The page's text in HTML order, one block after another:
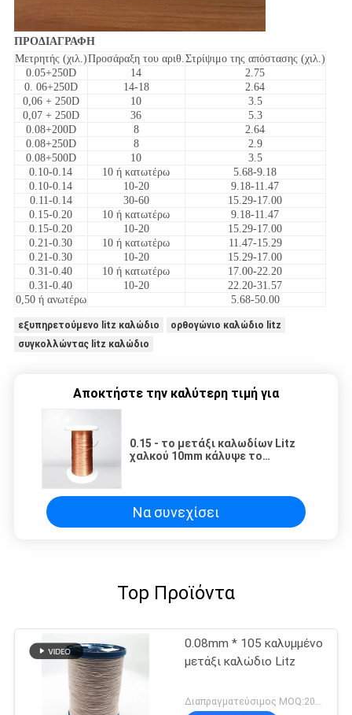
ΠΡΟΔΙΑΓΡΑΦΗ
Μετρητής (χιλ.)Προσάραξη του αριθ.Στρίψιμο της απόστασης (χιλ.)
0.05+250D
14
2.75
0. 06+250D
14-18
2.64
0,06 + 250D
10
3.5
0,07 + 250D
36
5.3
0.08+200D
8
2.64
0.08+250D
8
2.9
0.08+500D
10
3.5
0.10-0.14
10 ή κατωτέρω
5.68-9.18
0.10-0.14
10-20
9.18-11.47
0.11-0.14
30-60
15.29-17.00
0.15-0.20
10 ή κατωτέρω
9.18-11.47
0.15-0.20
10-20
15.29-17.00
0.21-0.30
10 ή κατωτέρω
11.47-15.29
0.21-0.30
10-20
15.29-17.00
0.31-0.40
10 ή κατωτέρω
17.00-22.20
0.31-0.40
10-20
22.20-31.57
0,50 ή ανωτέρω
5.68-50.00
εξυπηρετούμενο litz καλώδιο
ορθογώνιο καλώδιο litz
συγκολλώντας litz καλώδιο
Αποκτήστε την καλύτερη τιμή για
0.15 - το μετάξι καλωδίων Litz
χαλκού 10mm κάλυψε το
Να συνεχίσει
Top Προϊόντα
0.08mm * 105 καλυμμένο
μετάξι καλώδιο Litz
Διαπραγματεύσιμος MOQ:20 χιλιόγραμμο/χιλιόγραμμα